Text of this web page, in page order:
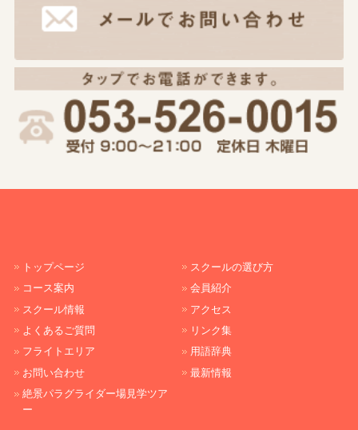
トップページ
コース案内
スクール情報
よくあるご質問
フライトエリア
お問い合わせ
絶景パラグライダー場見学ツア
ー
スクールの選び方
会員紹介
アクセス
リンク集
用語辞典
最新情報